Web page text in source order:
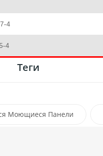
4
4
Теги
Моющиеся Панели